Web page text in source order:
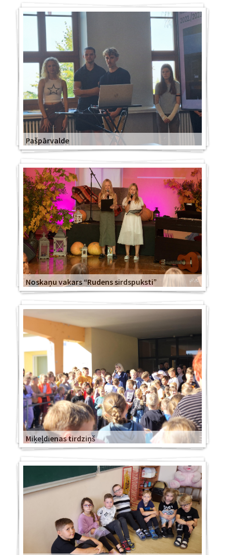
Pašpārvalde
Noskaņu vakars “Rudens sirdspuksti”
Miķeļdienas tirdziņš